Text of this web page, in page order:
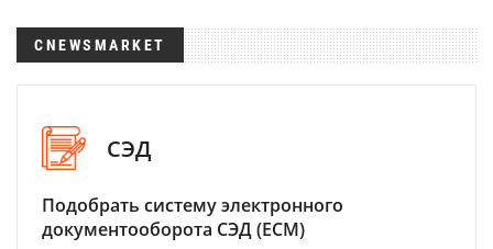
CNEWSMARKET
СЭД
Подобрать систему электронного
документооборота СЭД (ECM)